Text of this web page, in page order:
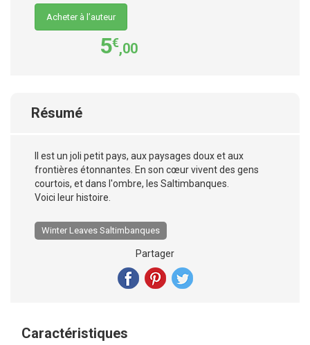
Acheter à l’auteur
5€,00
Résumé
Il est un joli petit pays, aux paysages doux et aux
frontières étonnantes. En son cœur vivent des gens
courtois, et dans l'ombre, les Saltimbanques.
Voici leur histoire.
Winter Leaves Saltimbanques
Partager
Caractéristiques